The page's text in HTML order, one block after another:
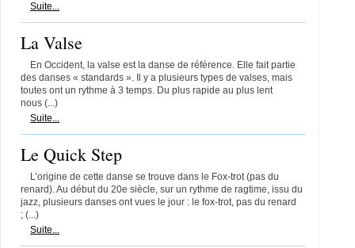
Suite...
La Valse
En Occident, la valse est la danse de référence. Elle fait partie
des danses « standards ». Il y a plusieurs types de valses, mais
toutes ont un rythme à 3 temps. Du plus rapide au plus lent
nous (...)
Suite...
Le Quick Step
L’origine de cette danse se trouve dans le Fox-trot (pas du
renard). Au début du 20e siècle, sur un rythme de ragtime, issu du
jazz, plusieurs danses ont vues le jour : le fox-trot, pas du renard
; (...)
Suite...